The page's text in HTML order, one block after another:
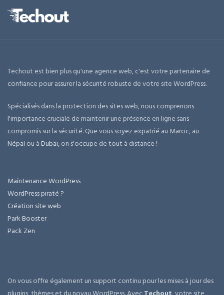
Techout est bien plus qu'une agence web, c'est votre partenaire de
confiance pour assurer la sécurité robuste de votre site WordPress.
Spécialisés dans la protection des sites web, nous comprenons
l'importance cruciale de maintenir une présence en ligne sans
compromis sur la sécurité. Que vous soyez expatrié au Maroc, au
Népal ou àDubai, on s'occupe de tout à distance !
Maintenance WordPress
WordPress piraté ?
Création site web
Park Booster
Pack Zen
On vous offre également un support continu pour les mises à jour des